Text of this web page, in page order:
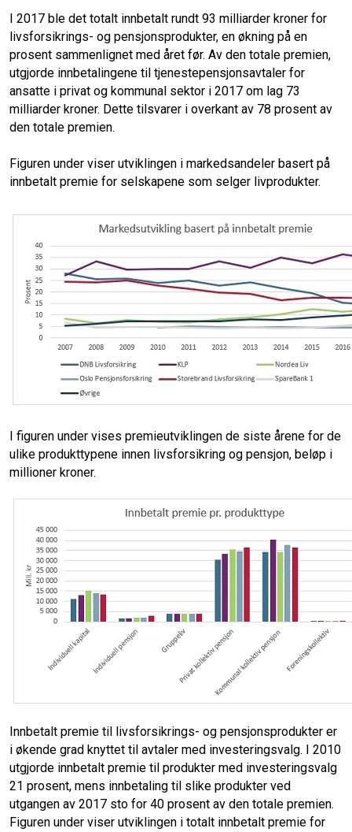
c
e
b
o
o
t
a
i
l
k
e
I
I 2017 ble det totalt innbetalt rundt 93 milliarder kroner for
livsforsikrings- og pensjonsprodukter, en økning på en
prosent sammenlignet med året før. Av den totale premien,
utgjorde innbetalingene til tjenestepensjonsavtaler for
ansatte i privat og kommunal sektor i 2017 om lag 73
milliarder kroner. Dette tilsvarer i overkant av 78 prosent av
den totale premien.
Figuren under viser utviklingen i markedsandeler basert på
innbetalt premie for selskapene som selger livprodukter.
I figuren under vises premieutviklingen de siste årene for de
ulike produkttypene innen livsforsikring og pensjon, beløp i
millioner kroner.
Innbetalt premie til livsforsikrings- og pensjonsprodukter er
i økende grad knyttet til avtaler med investeringsvalg. I 2010
utgjorde innbetalt premie til produkter med investeringsvalg
21 prosent, mens innbetaling til slike produkter ved
utgangen av 2017 sto for 40 prosent av den totale premien.
Figuren under viser utviklingen i totalt innbetalt premie for